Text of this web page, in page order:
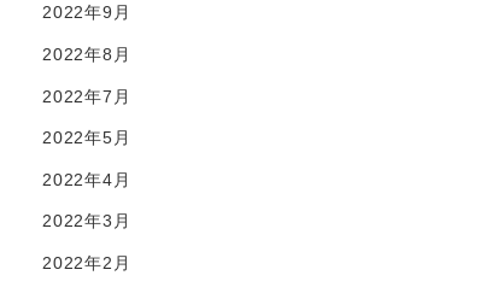
2022年9月
2022年8月
2022年7月
2022年5月
2022年4月
2022年3月
2022年2月